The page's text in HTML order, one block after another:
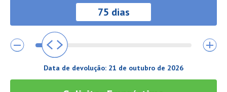
Data de devolução: 21 de outubro de 2026